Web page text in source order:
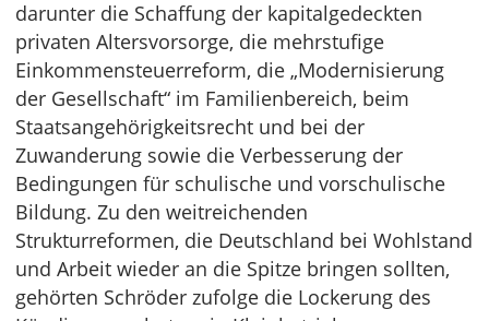
darunter die Schaffung der kapitalgedeckten
privaten Altersvorsorge, die mehrstufige
Einkommensteuerreform, die „Modernisierung
der Gesellschaft“ im Familienbereich, beim
Staatsangehörigkeitsrecht und bei der
Zuwanderung sowie die Verbesserung der
Bedingungen für schulische und vorschulische
Bildung. Zu den weitreichenden
Strukturreformen, die Deutschland bei Wohlstand
und Arbeit wieder an die Spitze bringen sollten,
gehörten Schröder zufolge die Lockerung des